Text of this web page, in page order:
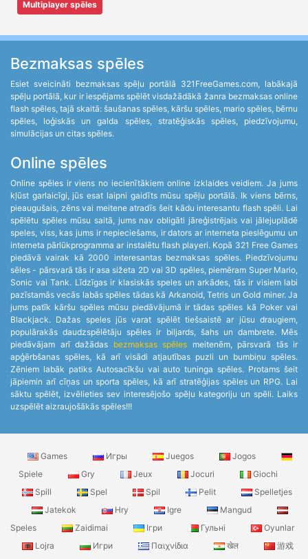
Multiplayer spēles
Bezmaksas spēles
Esiet sveicināti bezmaksas spēļu portālā 321FreeGames.com, labākajā
spēļu portālā, kur ir iespējams spēlēt visdažādākā žanra bezmaksas online
flash spēles, tajā skaitā: šaušanas spēles, kāršu spēles, mario spēles, bērnu
spēles, loģiskās un galda spēles, stratēģiskās spēles, piedzīvojumu,
simulācijas un citas spēles.
Online spēles
Online spēles ir viens no iecienītākiem online izklaides veidiem. Ja jums
kļūst garlaicīgi, jūs esat laipni gaidīts mūsu spēļu portālā. Ik viens bērns,
pieaugušais, zēns vai meitene atradīs šeit kādu interesantu flash spēli. Lai
spēlētu spēles mūsu saitā, jums nav obligāti jāreģistrējais vai jālejuplādē
speles, viss, kas jums ir nepieciešams, ir dators ar interneta pieslēgumu un
interneta pārlūkprogramma ar instalētu flash playeri. Kopā 321 Free Games
piedāvā vairak kā 2000 interesantas bezmaksas spēles. Piedzīvojumu
sēles - pārsvarā tās ir asa sižeta 2D vai 3D spēles, piemēram Super Mario,
Sonic vai Tank. Līdzīgas ir klasiskās speles un arkādes, tās ir visiem labi
pazīstamās vecās labās spēles tādas kā Arkanoid, Tetris un Gold miner. Ja
jums patīk kāršu spēles mūsu piedāvājumā ir tādas spēles kā Poker vai
Blackjack. Dažas speles jūs varat spēlēt tiešsaistē ar jūsu draugiem,
populārakās daudzspēlētāju spēles ir biljards, šahs un dambrete. Mēs
piedāvājam arī dažādas bezmaksas spēles meitenēm, pārsvarā tās ir
apģērbšanas spēles, kā arī visādi atjautības puzli un bumbiņu spēles.
Zēniem labāk patiks Autosacīkšu vai auto tuninga spēles. Protams šeit
jāpiemin arī cīņas un sporta spēles, kā arī stratēģijas spēles un RPG. Lai
sāktu spēlēt, izvēlieties sev interesējošo spēļu kategoriju un spēli. Laiks
uzspēlēt aizraujošākās spēles!!!
Games Игры Juegos
Jogos
Spiele
Gry Jeux Jocuri
Giochi
Spill
Spel Spil Pelit
Spelletjes
Jatekok
Hry Igre
Mangud
Speles
Zaidimai Ігри Гульні
Oyunlar
Lojra
Игри Παιχνίδια खेल
游戏